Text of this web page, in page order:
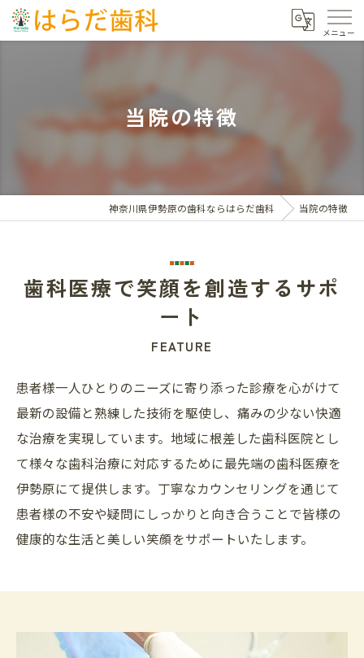
当院の特徴
神奈川県伊勢原の歯科ならはらだ歯科 当院の特徴
歯科医療で笑顔を創造するサポ
ート
FEATURE
患者様一人ひとりのニーズに寄り添った診療を心がけて
最新の設備と熟練した技術を駆使し、痛みの少ない快適
な治療を実現しています。地域に根差した歯科医院とし
て様々な歯科治療に対応するために最先端の歯科医療を
伊勢原にて提供します。丁寧なカウンセリングを通じて
患者様の不安や疑問にしっかりと向き合うことで皆様の
健康的な生活と美しい笑顔をサポートいたします。